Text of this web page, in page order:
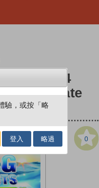
Level 4
Climate
0
驗，或按「略
登入 略過